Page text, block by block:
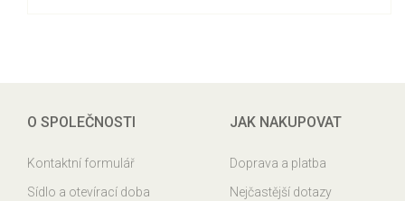
O SPOLEČNOSTI
Kontaktní formulář
Sídlo a otevírací doba
JAK NAKUPOVAT
Doprava a platba
Nejčastější dotazy